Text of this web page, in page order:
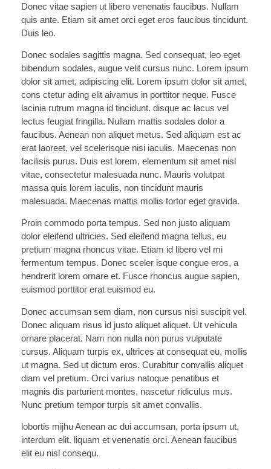
Donec vitae sapien ut libero venenatis faucibus. Nullam
quis ante. Etiam sit amet orci eget eros faucibus tincidunt.
Duis leo.
Donec sodales sagittis magna. Sed consequat, leo eget
bibendum sodales, augue velit cursus nunc. Lorem ipsum
dolor sit amet, adipiscing elit. Lorem ipsum dolor sit amet,
cons ctetur ading elit aivamus in porttitor neque. Fusce
lacinia rutrum magna id tincidunt. disque ac lacus vel
lectus feugiat fringilla. Nullam mattis sodales dolor a
faucibus. Aenean non aliquet metus. Sed aliquam est ac
erat laoreet, vel scelerisque nisi iaculis. Maecenas non
facilisis purus. Duis est lorem, elementum sit amet nisl
vitae, consectetur malesuada nunc. Mauris volutpat
massa quis lorem iaculis, non tincidunt mauris
malesuada. Maecenas mattis mollis tortor eget gravida.
Proin commodo porta tempus. Sed non justo aliquam
dolor eleifend ultricies. Sed eleifend magna tellus, eu
pretium magna rhoncus vitae. Etiam id libero vel mi
fermentum tempus. Donec sceler isque congue eros, a
hendrerit lorem ornare et. Fusce rhoncus augue sapien,
euismod porttitor erat euismod eu.
Donec accumsan sem diam, non cursus nisi suscipit vel.
Donec aliquam risus id justo aliquet aliquet. Ut vehicula
ornare placerat. Nam non nulla non purus vulputate
cursus. Aliquam turpis ex, ultrices at consequat eu, mollis
ut magna. Sed ut dictum eros. Curabitur convallis aliquet
diam vel pretium. Orci varius natoque penatibus et
magnis dis parturient montes, nascetur ridiculus mus.
Nunc pretium tempor turpis sit amet convallis.
lobortis mijhu Aenean ac dui accumsan, porta ipsum ut,
interdum elit. liquam et venenatis orci. Aenean faucibus
elit eu nisl consequ.